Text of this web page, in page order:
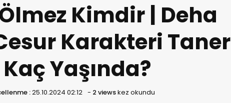
Kimdir | Deha
Karakteri Taner
Yaşında?
:25.10.2024 02:12 - 2 viewskez okundu